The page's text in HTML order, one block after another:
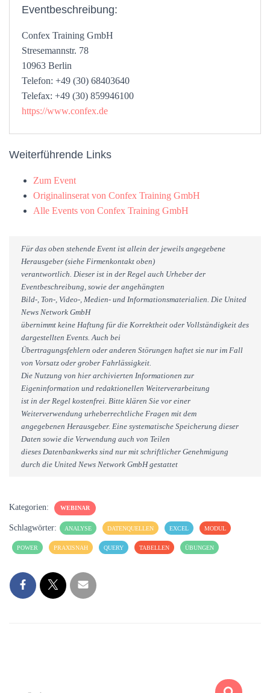
Eventbeschreibung:
Confex Training GmbH
Stresemannstr. 78
10963 Berlin
Telefon: +49 (30) 68403640
Telefax: +49 (30) 859946100
https://www.confex.de
Weiterführende Links
Zum Event
Originalinserat von Confex Training GmbH
Alle Events von Confex Training GmbH
Für das oben stehende Event ist allein der jeweils angegebene
Herausgeber (siehe Firmenkontakt oben)
verantwortlich. Dieser ist in der Regel auch Urheber der
Eventbeschreibung, sowie der angehängten
Bild-, Ton-, Video-, Medien- und Informationsmaterialien. Die United
News Network GmbH
übernimmt keine Haftung für die Korrektheit oder Vollständigkeit des
dargestellten Events. Auch bei
Übertragungsfehlern oder anderen Störungen haftet sie nur im Fall
von Vorsatz oder grober Fahrlässigkeit.
Die Nutzung von hier archivierten Informationen zur
Eigeninformation und redaktionellen Weiterverarbeitung
ist in der Regel kostenfrei. Bitte klären Sie vor einer
Weiterverwendung urheberrechtliche Fragen mit dem
angegebenen Herausgeber. Eine systematische Speicherung dieser
Daten sowie die Verwendung auch von Teilen
dieses Datenbankwerks sind nur mit schriftlicher Genehmigung
durch die United News Network GmbH gestattet
Kategorien: WEBINAR
Schlagwörter: ANALYSE DATENQUELLEN EXCEL MODUL
POWER PRAXISNAH QUERY TABELLEN ÜBUNGEN
S